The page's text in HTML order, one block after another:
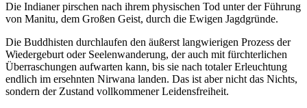
Die Indianer pirschen nach ihrem physischen Tod unter der Führung
von Manitu, dem Großen Geist, durch die Ewigen Jagdgründe.
Die Buddhisten durchlaufen den äußerst langwierigen Prozess der
Wiedergeburt oder Seelenwanderung, der auch mit fürchterlichen
Überraschungen aufwarten kann, bis sie nach totaler Erleuchtung
endlich im ersehnten Nirwana landen. Das ist aber nicht das Nichts,
sondern der Zustand vollkommener Leidensfreiheit.